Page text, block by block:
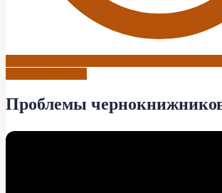
Проблемы